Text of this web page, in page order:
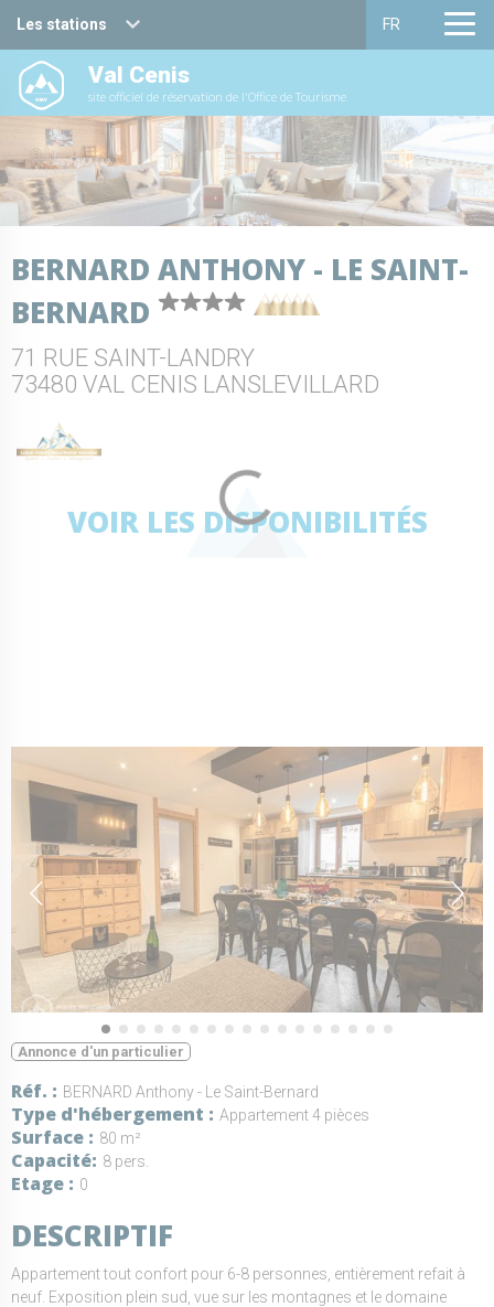
Les stations
Haute Maurienne Vanoise
Valfréjus
La Norma
Aussois
Val Cenis
Bessans
Bonneval sur arc
FR
Français
English
Val Cenis
site officiel de réservation de l'Office de Tourisme
Annonce d'un particulier
Réf. BERNARD Anthony - Le Saint-Bernard
Type d'hébergement Appartement 4 pièces
Surface 80 m²
Capacité 8 pers.
Etage 0
DESCRIPTIF
Appartement tout confort pour 6-8 personnes, entièrement refait à
neuf. Exposition plein sud, vue sur les montagnes et le domaine
BERNARD ANTHONY - LE SAINT-
BERNARD
71 RUE SAINT-LANDRY
73480 VAL CENIS LANSLEVILLARD
VOIR LES DISPONIBILITÉS